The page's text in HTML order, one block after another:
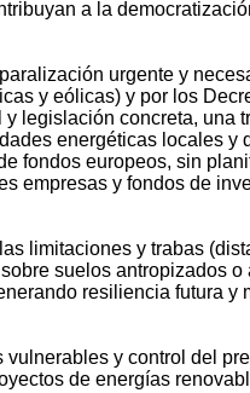
a la
urgente y
y eólicas) y por los
legislación concreta,
energéticas locales
fondos europeos, sin
y fondos de
limitaciones y trabas
suelos antropizados
resiliencia futura
y control del
de energías